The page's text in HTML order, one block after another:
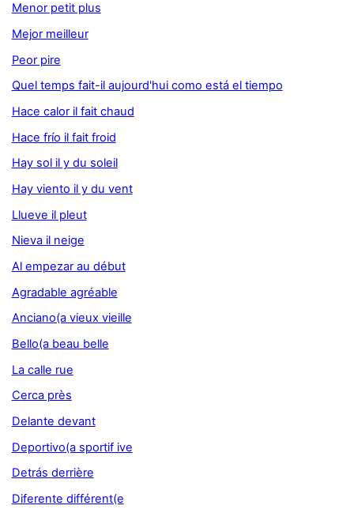
Menor petit plus
Mejor meilleur
Peor pire
Quel temps fait-il aujourd'hui como está el tiempo
Hace calor il fait chaud
Hace frío il fait froid
Hay sol il y du soleil
Hay viento il y du vent
Llueve il pleut
Nieva il neige
Al empezar au début
Agradable agréable
Anciano(a vieux vieille
Bello(a beau belle
La calle rue
Cerca près
Delante devant
Deportivo(a sportif ive
Detrás derrière
Diferente différent(e